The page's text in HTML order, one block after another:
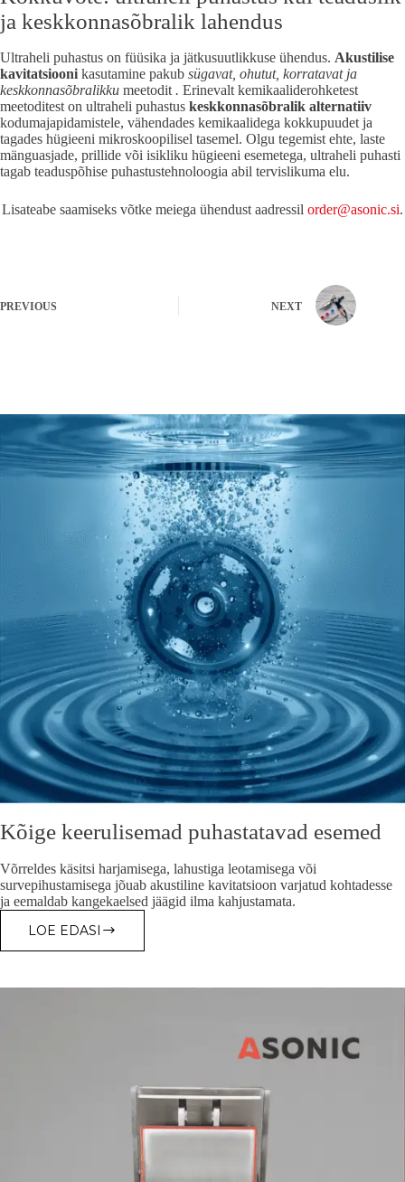
ja keskkonnasõbralik lahendus
Ultraheli puhastus on füüsika ja jätkusuutlikkuse ühendus. Akustilise
kavitatsiooni kasutamine pakub sügavat, ohutut, korratavat ja
keskkonnasõbralikku meetodit. Erinevalt kemikaaliderohketest
meetoditest on ultraheli puhastus keskkonnasõbralik alternatiiv
kodumajapidamistele, vähendades kemikaalidega kokkupuudet ja
tagades hügieeni mikroskoopilisel tasemel. Olgu tegemist ehte, laste
mänguasjade, prillide või isikliku hügieeni esemetega, ultraheli puhasti
tagab teaduspõhise puhastustehnoloogia abil tervislikuma elu.
Lisateabe saamiseks võtke meiega ühendust aadressil order@asonic.si.
PREVIOUS NEXT
Kõige keerulisemad puhastatavad esemed
Võrreldes käsitsi harjamisega, lahustiga leotamisega või
survepihustamisega jõuab akustiline kavitatsioon varjatud kohtadesse
ja eemaldab kangekaelsed jäägid ilma kahjustamata.
LOE EDASI
KÕIGE
KEERULISEMAD
ESEMED